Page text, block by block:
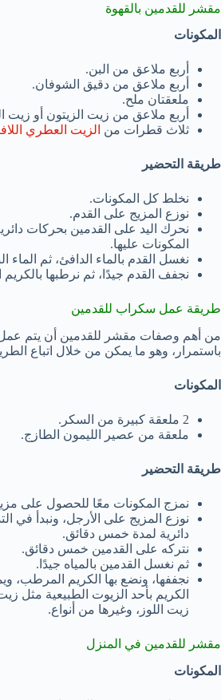
مقشر للقدمين بالقهوة
المكونات
أربع ملاعق من البن.
أربع ملاعق من دقيق الشوفان.
ملعقتان ملح.
أربع ملاعق من زيت الزيتون أو زيت
ثلاث قطرات من الزيت العطري
طريقة التحضير
نخلط كل المكونات.
نوزع المزيج على القدم.
نحرك اليد على القدمين بحركات
المكونات عليها.
نغسل القدم بالماء الدافئ، ثم الماء
نجفف القدم جيدًا، ثم نرطبها بالكريم
طريقة عمل سكراب للقدمين
من أهم وصفات مقشر للقدمين أن يتم
باستمرار، وهو ما يمكن من خلال اتباع
المكونات
2 ملعقة كبيرة من السكر.
ملعقة من عصير الليمون الطازج.
طريقة التحضير
نمزج المكونات معًا للحصول على
نوزع المزيج على الأرجل، ونبدأ في
دائرية لمدة خمس دقائق.
نتركه على القدمين خمس دقائق.
ثم نغسل القدمين بالمياه جيدًا.
نجففها، ونضع بها الكريم المرطب،
الكريم بأحد الزيوت الطبيعية مثل
زيت اللوز، وغيرها من أنواع.
مقشر للقدمين في المنزل
المكونات